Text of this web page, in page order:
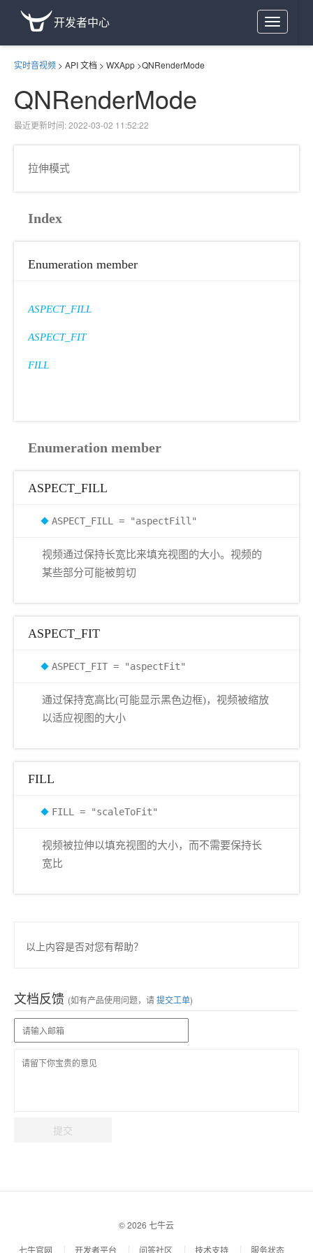
Toggle
navigation
开发者中心
实时音视频 > API 文档 > WXApp >QNRenderMode
QNRenderMode
最近更新时间: 2022-03-02 11:52:22
拉伸模式
Index
Enumeration member
ASPECT_FILL
ASPECT_FIT
FILL
Enumeration member
ASPECT_FILL
ASPECT_FILL = "aspectFill"
视频通过保持长宽比来填充视图的大小。视频的
某些部分可能被剪切
ASPECT_FIT
ASPECT_FIT = "aspectFit"
通过保持宽高比(可能显示黑色边框)，视频被缩放
以适应视图的大小
FILL
FILL = "scaleToFit"
视频被拉伸以填充视图的大小，而不需要保持长
宽比
以上内容是否对您有帮助？
文档反馈 (如有产品使用问题，请提交工单)
提交
© 2026 七牛云
七牛官网 开发者平台 问答社区 技术支持 服务状态